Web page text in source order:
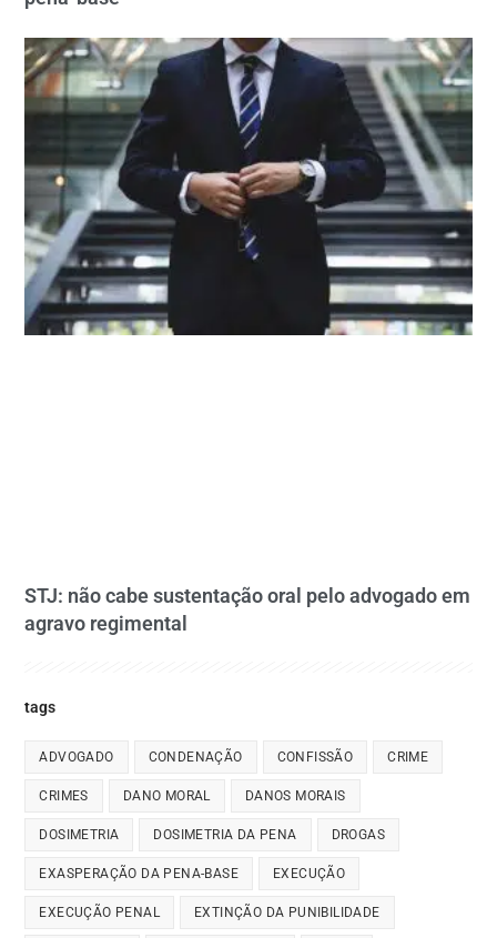
STJ: não cabe sustentação oral pelo advogado em
agravo regimental
tags
ADVOGADO CONDENAÇÃO CONFISSÃO CRIME
CRIMES DANO MORAL DANOS MORAIS
DOSIMETRIA DOSIMETRIA DA PENA DROGAS
EXASPERAÇÃO DA PENA-BASE EXECUÇÃO
EXECUÇÃO PENAL EXTINÇÃO DA PUNIBILIDADE